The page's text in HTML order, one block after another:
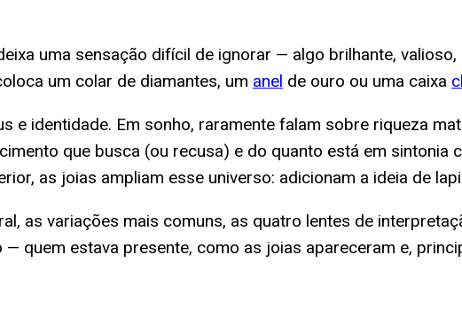
uma sensação difícil de ignorar — algo brilhante,
um colar de diamantes, um anel de ouro ou uma caixa
e identidade. Em sonho, raramente falam sobre riqueza
que busca (ou recusa) e do quanto está em
as joias ampliam esse universo: adicionam a ideia de
as variações mais comuns, as quatro lentes de
quem estava presente, como as joias apareceram e,